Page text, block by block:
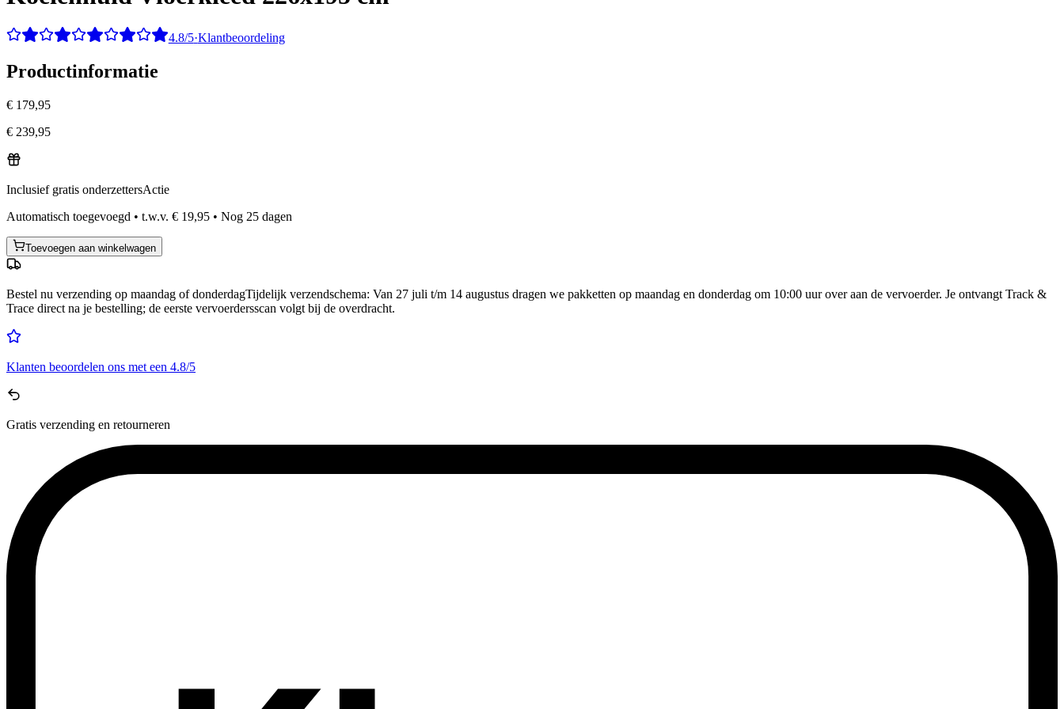
4.8/5·Klantbeoordeling
Productinformatie
€ 179,95
€ 239,95
Inclusief gratis onderzettersActie
Automatisch toegevoegd • t.w.v. € 19,95 • Nog 25 dagen
Toevoegen aan winkelwagen
Bestel nu verzending op maandag of donderdagTijdelijk verzendschema: Van 27 juli t/m 14 augustus dragen we pakketten op maandag en donderdag om 10:00 uur over aan de vervoerder. Je ontvangt Track &
Trace direct na je bestelling; de eerste vervoerdersscan volgt bij de overdracht.
Klanten beoordelen ons met een 4.8/5
Gratis verzending en retourneren